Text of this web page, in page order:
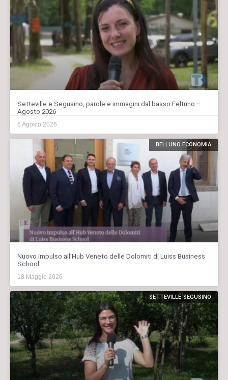
Setteville e Segusino, parole e immagini dal basso Feltrino –
Agosto 2026
6 Agosto 2026
BELLUNO ECONOMIA
Nuovo impulso all’Hub Veneto delle Dolomiti di Luiss Business
School
18 Maggio 2026
SETTEVILLE-SEGUSINO